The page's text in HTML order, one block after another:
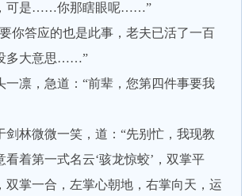
可是……你那瞎眼呢……”
答应的也是此事，老夫已活了一百
多大意思……”
凛，急道：“前辈，您第四件事要我
林微微一笑，道：“先别忙，我现教
看着第一式名云‘骇龙惊蛟’，双掌平
双掌一合，左掌心朝地，右掌向天，运